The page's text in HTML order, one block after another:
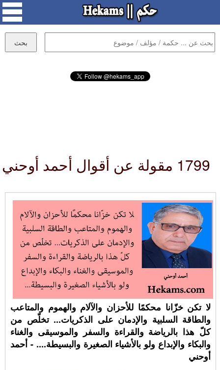
1799 مقولة عن أقوال أحمد أوحني :
لا تكن خزّانا محكمًا للأحزان والآلام والهموم والمتاعب
والطاقة السلبية والإدمان على الذكريات... تخلّص من
كلّ هذا بالرياضة والقراءة والسفر والموسيقى والغناء
والبكاء والإبداع ولو بالأشياء الصغيرة والبسيطة.... - أحمد
أوحني